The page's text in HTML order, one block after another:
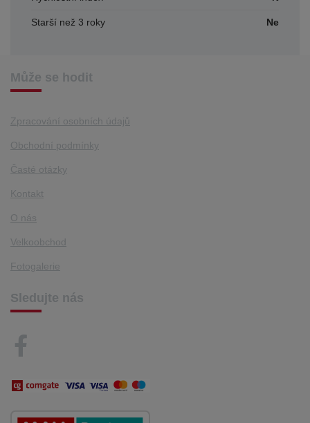
Starší než 3 roky Ne
Může se hodit
Zpracování osobních údajů
Obchodní podmínky
Časté otázky
Kontakt
O nás
Velkoobchod
Fotogalerie
Sledujte nás